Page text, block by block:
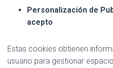
Personalización de
acepto
Estas cookies obtienen
usuario para gestionar